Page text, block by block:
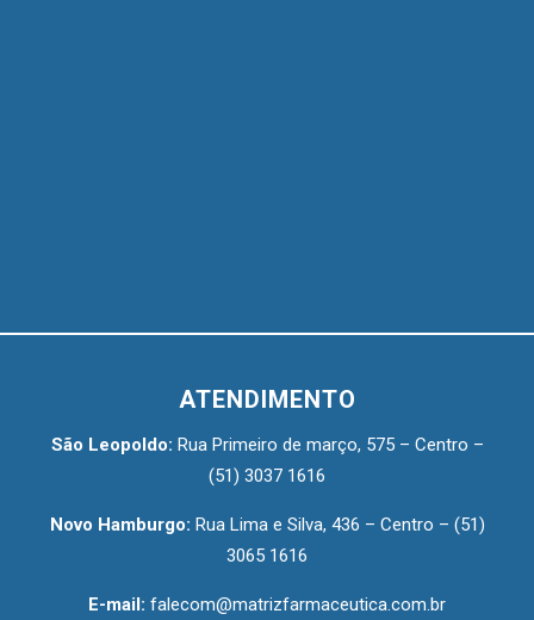
ATENDIMENTO
São Leopoldo: Rua Primeiro de março, 575 – Centro –
(51) 3037 1616
Novo Hamburgo: Rua Lima e Silva, 436 – Centro – (51)
3065 1616
E-mail: falecom@matrizfarmaceutica.com.br